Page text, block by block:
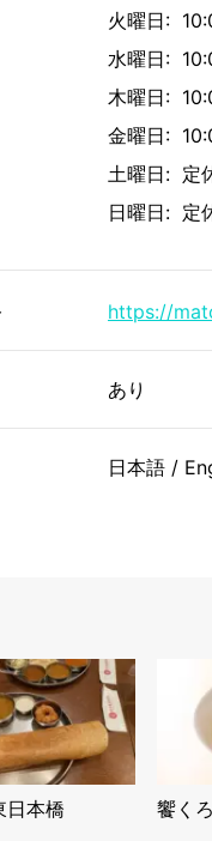
火曜日:
水曜日:
木曜日:
金曜日:
土曜日: 定
日曜日: 定
https://
あり
日本語 /
日本橋 饗く